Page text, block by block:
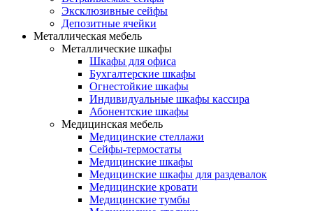
Эксклюзивные сейфы
Депозитные ячейки
Металлическая мебель
Металлические шкафы
Шкафы для офиса
Бухгалтерские шкафы
Огнестойкие шкафы
Индивидуальные шкафы кассира
Абонентские шкафы
Медицинская мебель
Медицинские стеллажи
Сейфы-термостаты
Медицинские шкафы
Медицинские шкафы для раздевалок
Медицинские кровати
Медицинские тумбы